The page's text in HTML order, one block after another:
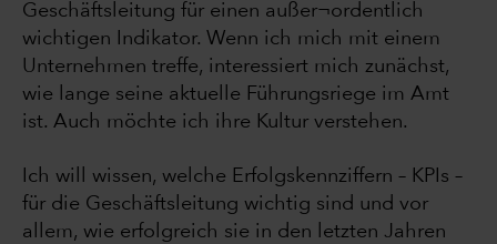
Geschäftsleitung für einen außer¬ordentlich
wichtigen Indikator. Wenn ich mich mit einem
Unternehmen treffe, interessiert mich zunächst,
wie lange seine aktuelle Führungsriege im Amt
ist. Auch möchte ich ihre Kultur verstehen.
Ich will wissen, welche Erfolgskennziffern – KPIs –
für die Geschäftsleitung wichtig sind und vor
allem, wie erfolgreich sie in den letzten Jahren